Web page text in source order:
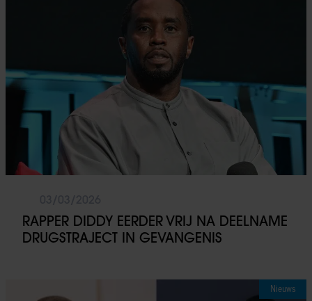
RAPPER DIDDY EERDER VRIJ NA DEELNAME
DRUGSTRAJECT IN GEVANGENIS
Nieuws